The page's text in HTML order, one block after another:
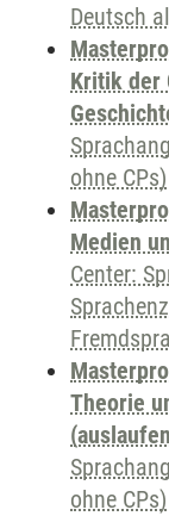
Deutsch
Kritik der
ohne CPs)
Medien
Center:
Theorie
ohne CPs)